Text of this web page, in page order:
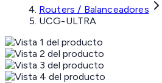
Routers / Balanceadores
UCG-ULTRA